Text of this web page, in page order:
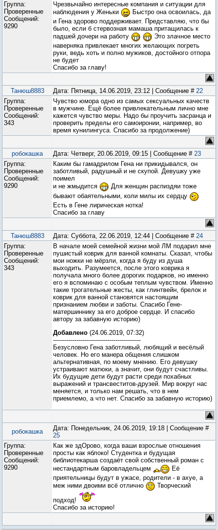
Группа:
Проверенные
Сообщений:
9290
Чрезвычайно интересные компания и ситуации для
наблюдения у Женьки
Быстро она освоилась, да
и Гена здорово поддерживает. Представляю, что бы
было, если б стервозная мамаша притащилась к
падшей дочери на работу
Это злачное место
наверняка привлекает многих желающих погреть
руки, ведь хоть и полно мужиков, достойного отпора
не будет
Спасибо за главу!
Танюш8883 Дата: Пятница, 14.06.2019, 23:12 | Сообщение # 22
Группа:
Проверенные
Сообщений:
343
Чувство юмора одно из самых сексуальных качеств
в мужчине. Ещё более привлекательным лично мне
кажется чувство меры. Надо бы проучить засранца и
проверить пределы его самоиронии, например, во
время кунилингуса. Спасибо за продолжение)
робокашка Дата: Четверг, 20.06.2019, 09:15 | Сообщение # 23
Группа:
Проверенные
Сообщений:
9290
Каким бы гамадрилом Гена ни прикидывался, он
заботливый, радушный и не скупой. Девушку уже
поимел
и не жмыдится
Для женщин распиздяи тоже
бывают обаятельными, коли милы их сердцу
Есть в Гене лирическая нотка!
Спасибо за главу
Танюш8883 Дата: Суббота, 22.06.2019, 12:44 | Сообщение # 24
Группа:
Проверенные
Сообщений:
343
‌В начале моей семейной жизни мой ЛМ подарил мне
пушистый коврик для ванной комнаты. Сказал, чтобы
мои ножки не мёрзли, когда я буду из душа
выходить. Разумеется, после этого коврика я
получала много более дорогих подарков, но именно
его я вспоминаю с особым теплым чувством. Именно
такие трогательные жесты, как глинтвейн, брелок и
коврик для ванной становятся настоящим
признанием любви и заботы. Спасибо Гене-
матершиннику за его доброе сердце. И спасибо
автору за забавную историю)
Добавлено (24.06.2019, 07:32)
---------------------------------------------
Безусловно Гена заботливый, любящий и весёлый
человек. Но его манера общения слишком
альтернативная, по моему мнению. Его девушку
устраивают матюки, а значит, они будут счастливы.
Их будущие дети будут расти среди похабных
выражений и трансвеститов-друзей. Мир вокруг нас
меняется, и только нам решать, что в нем
приемлемо, а что нет. Спасибо за забавную историю)
робокашка
Дата: Понедельник, 24.06.2019, 19:18 | Сообщение #
25
Группа:
Проверенные
Сообщений:
9290
Как же здОрово, когда ваши взрослые отношения
просты как яблоко! Студентка и будущая
библиотекарша создаёт свой собственный роман с
нестандартным баровладельцем
Её
приятельницы будут в ужасе, родители - в ахуе, а
меж ними двоими всё отлично
Творческий
подход!
Спасибо за историю!